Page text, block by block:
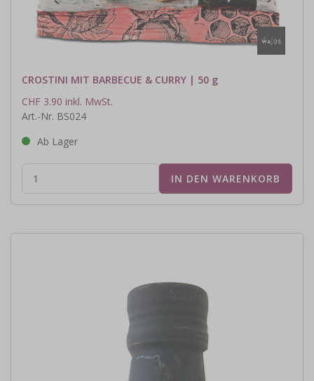
CROSTINI MIT BARBECUE & CURRY | 50 g
CHF 3.90 inkl. MwSt.
Art.-Nr. BS024
Ab Lager